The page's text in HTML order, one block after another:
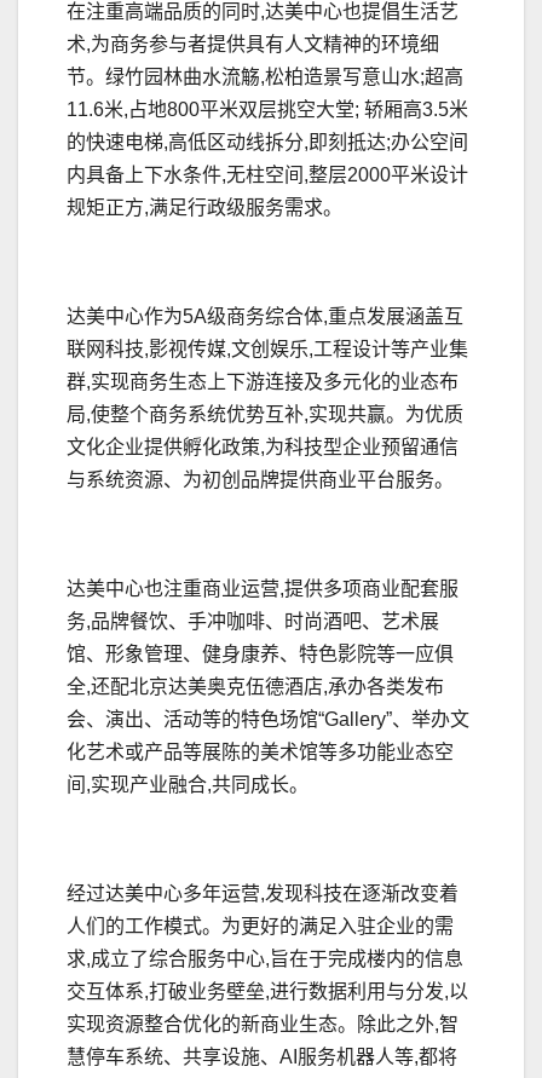
在注重高端品质的同时,达美中心也提倡生活艺
术,为商务参与者提供具有人文精神的环境细
节。绿竹园林曲水流觞,松柏造景写意山水;超高
11.6米,占地800平米双层挑空大堂; 轿厢高3.5米
的快速电梯,高低区动线拆分,即刻抵达;办公空间
内具备上下水条件,无柱空间,整层2000平米设计
规矩正方,满足行政级服务需求。
达美中心作为5A级商务综合体,重点发展涵盖互
联网科技,影视传媒,文创娱乐,工程设计等产业集
群,实现商务生态上下游连接及多元化的业态布
局,使整个商务系统优势互补,实现共赢。为优质
文化企业提供孵化政策,为科技型企业预留通信
与系统资源、为初创品牌提供商业平台服务。
达美中心也注重商业运营,提供多项商业配套服
务,品牌餐饮、手冲咖啡、时尚酒吧、艺术展
馆、形象管理、健身康养、特色影院等一应俱
全,还配北京达美奥克伍德酒店,承办各类发布
会、演出、活动等的特色场馆“Gallery”、举办文
化艺术或产品等展陈的美术馆等多功能业态空
间,实现产业融合,共同成长。
经过达美中心多年运营,发现科技在逐渐改变着
人们的工作模式。为更好的满足入驻企业的需
求,成立了综合服务中心,旨在于完成楼内的信息
交互体系,打破业务壁垒,进行数据利用与分发,以
实现资源整合优化的新商业生态。除此之外,智
慧停车系统、共享设施、AI服务机器人等,都将